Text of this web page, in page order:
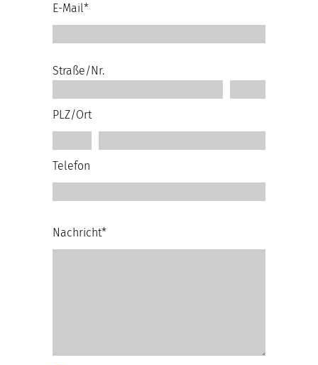
E-Mail*
Straße/Nr.
PLZ/Ort
Telefon
Nachricht*